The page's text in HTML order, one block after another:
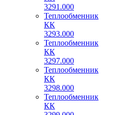
3291.000
Теплообменник
КК
3293.000
Теплообменник
КК
3297.000
Теплообменник
КК
3298.000
Теплообменник
КК